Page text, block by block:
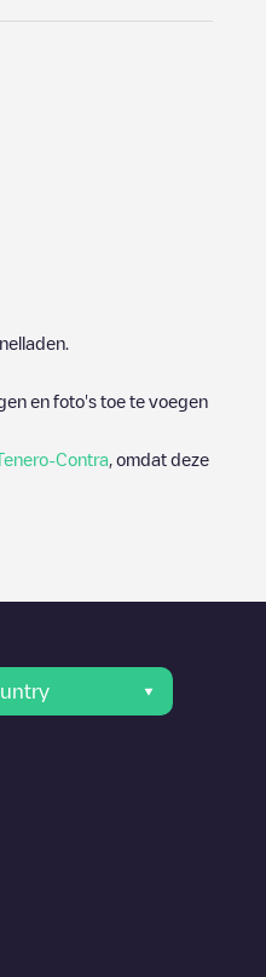
en foto's toe te voegen
Contra , omdat deze